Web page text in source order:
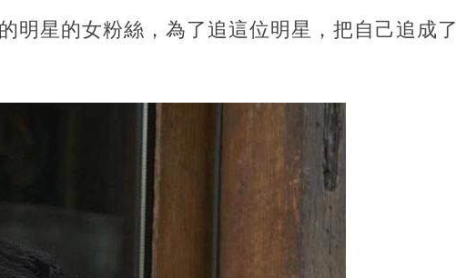
明星的女粉絲，為了追這位明星，把自己追成了